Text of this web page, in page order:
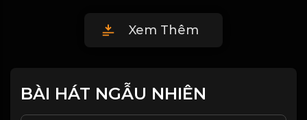
Xem Thêm
BÀI HÁT NGẪU NHIÊN